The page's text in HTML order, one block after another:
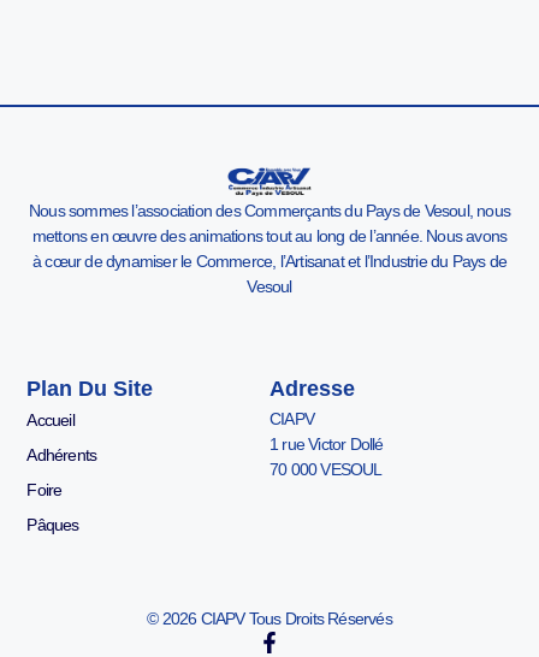
Nous sommes l’association des Commerçants du Pays de Vesoul, nous
mettons en œuvre des animations tout au long de l’année. Nous avons
à cœur de dynamiser le Commerce, l’Artisanat et l’Industrie du Pays de
Vesoul
Plan Du Site
Accueil
Adhérents
Foire
Pâques
Adresse
CIAPV
1 rue Victor Dollé
70 000 VESOUL
© 2026 CIAPV Tous Droits Réservés